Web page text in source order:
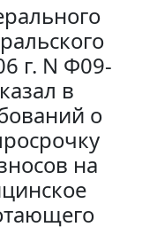
г. N Ф09-
в
о
на